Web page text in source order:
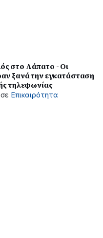
στο Λάπατο - Οι
ξανά την εγκατάσταση
τηλεφωνίας
σε Επικαιρότητα